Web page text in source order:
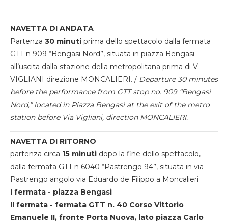
NAVETTA DI ANDATA
Partenza 30 minuti prima dello spettacolo dalla fermata
GTT n 909 “Bengasi Nord”, situata in piazza Bengasi
all’uscita dalla stazione della metropolitana prima di V.
VIGLIANI direzione MONCALIERI. / Departure 30 minutes
before the performance from GTT stop no. 909 “Bengasi
Nord,” located in Piazza Bengasi at the exit of the metro
station before Via Vigliani, direction MONCALIERI.
NAVETTA DI RITORNO
partenza circa 15 minuti dopo la fine dello spettacolo,
dalla fermata GTT n 6040 “Pastrengo 94”, situata in via
Pastrengo angolo via Eduardo de Filippo a Moncalieri
I fermata - piazza Bengasi
II fermata - fermata GTT n. 40 Corso Vittorio
Emanuele II, fronte Porta Nuova, lato piazza Carlo